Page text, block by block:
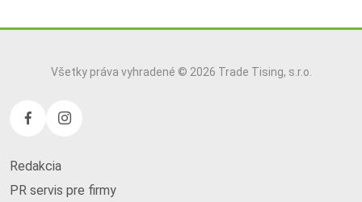
Všetky práva vyhradené © 2026 Trade Tising, s.r.o.
Redakcia
PR servis pre firmy